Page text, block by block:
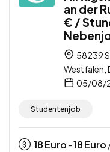
an der
€ /
58239
Westfalen,
05/08/
Studentenjob
18Euro -18Euro